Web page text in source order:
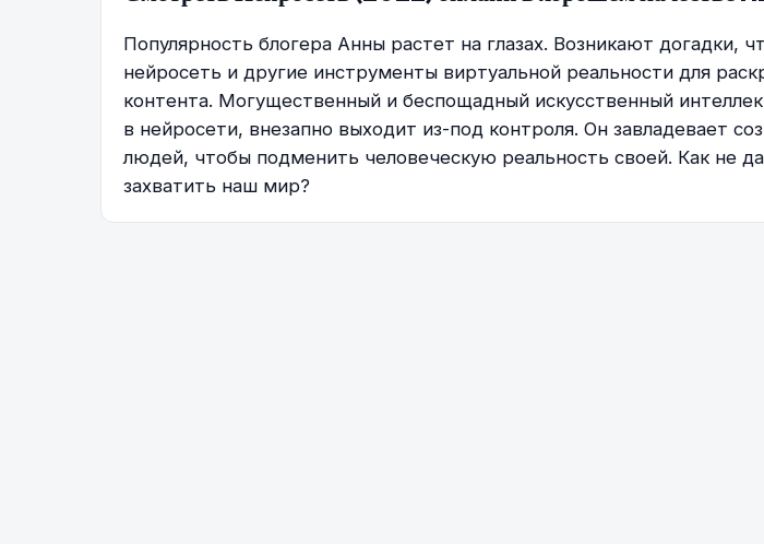
Популярность блогера Анны растет на глазах. Возникают догадки,
нейросеть и другие инструменты виртуальной реальности для
контента. Могущественный и беспощадный искусственный
в нейросети, внезапно выходит из-под контроля. Он завладевает
людей, чтобы подменить человеческую реальность своей. Как не
захватить наш мир?